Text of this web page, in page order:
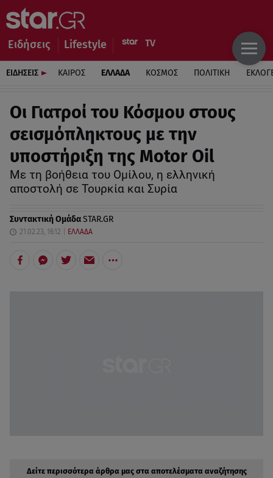
Ειδήσεις Lifestyle
ΕΙΔΗΣΕΙΣ ΚΑΙΡΟΣ ΕΛΛΑΔΑ ΚΟΣΜΟΣ ΠΟΛΙΤΙΚΗ
Oι Γιατροί του Κόσμου στους
σεισμόπληκτους με την
υποστήριξη της Motor Oil
Με τη βοήθεια του Ομίλου, η ελληνική
αποστολή σε Τουρκία και Συρία
Συντακτική ΟμάδαSTAR.GR
21.02.23, 16:12 ΕΛΛΑΔΑ
Δείτε περισσότερα άρθρα μας στα αποτελέσματα αναζήτησης